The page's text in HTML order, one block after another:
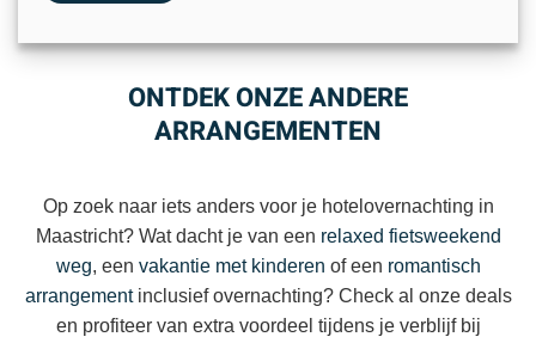
ONTDEK ONZE ANDERE
ARRANGEMENTEN
Op zoek naar iets anders voor je hotelovernachting in
Maastricht? Wat dacht je van een relaxed fietsweekend
weg, een vakantie met kinderen of een romantisch
arrangementinclusief overnachting? Check al onze deals
en profiteer van extra voordeel tijdens je verblijf bij